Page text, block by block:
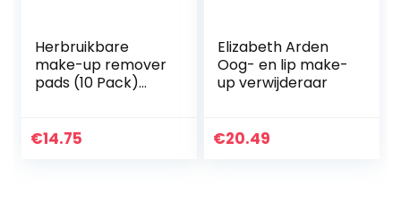
Herbruikbare
make-up remover
pads (10 Pack)
ronden,
€14.75
Elizabeth Arden
Oog- en lip make-
up verwijderaar
€20.49